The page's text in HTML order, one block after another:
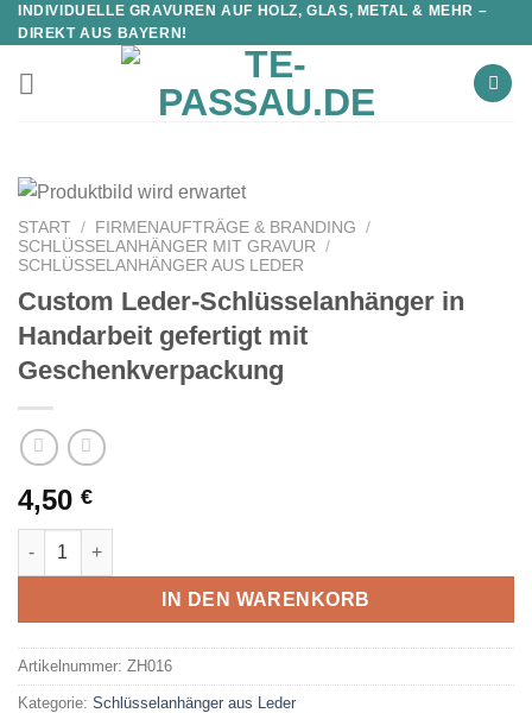
INDIVIDUELLE GRAVUREN AUF HOLZ, GLAS, METAL & MEHR –
DIREKT AUS BAYERN!
START / FIRMENAUFTRÄGE & BRANDING
/
SCHLÜSSELANHÄNGER MIT GRAVUR
/
SCHLÜSSELANHÄNGER AUS LEDER
Custom Leder-Schlüsselanhänger in
Handarbeit gefertigt mit
Geschenkverpackung
4,50 €
Custom Leder-Schlüsselanhänger in Handarbeit gefertigt mit
IN DEN WARENKORB
Artikelnummer: ZH016
Kategorie: Schlüsselanhänger aus Leder